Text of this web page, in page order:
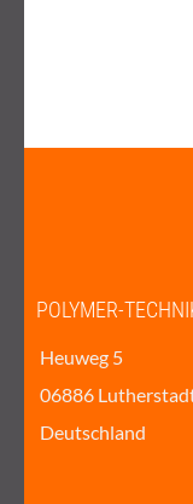
POLYMER-
Heuweg 5
06886
Deutschland